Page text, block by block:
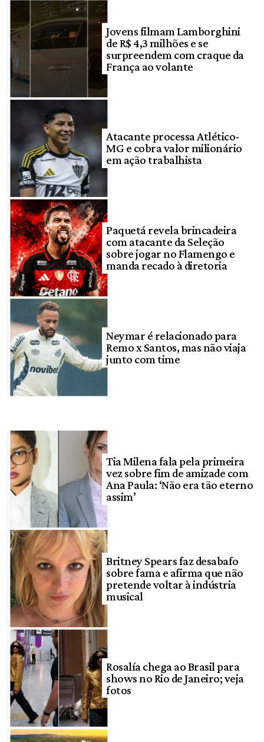
Jovens filmam Lamborghini
de R$ 4,3 milhões e se
surpreendem com craque da
França ao volante
Atacante processa Atlético-
MG e cobra valor milionário
em ação trabalhista
Paquetá revela brincadeira
com atacante da Seleção
sobre jogar no Flamengo e
manda recado à diretoria
Neymar é relacionado para
Remo x Santos, mas não viaja
junto com time
Tia Milena fala pela primeira
vez sobre fim de amizade com
Ana Paula: ‘Não era tão eterno
assim’
Britney Spears faz desabafo
sobre fama e afirma que não
pretende voltar à indústria
musical
Rosalía chega ao Brasil para
shows no Rio de Janeiro; veja
fotos